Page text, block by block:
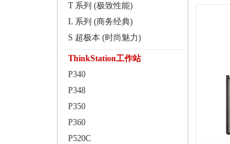
T 系列 (极致性能)
L 系列 (商务经典)
S 超极本 (时尚魅力)
ThinkStation工作站
P340
P348
P350
P360
P520C